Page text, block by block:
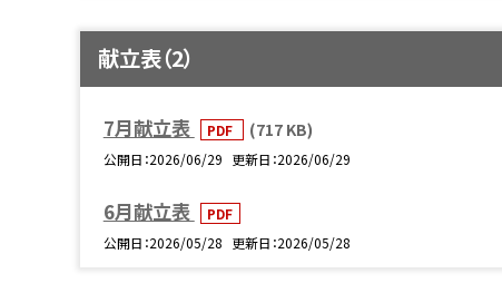
献立表（2）
7月献立表 PDF (717 KB)
公開日 2026/06/29 更新日 2026/06/29
6月献立表
PDF
公開日 2026/05/28 更新日 2026/05/28